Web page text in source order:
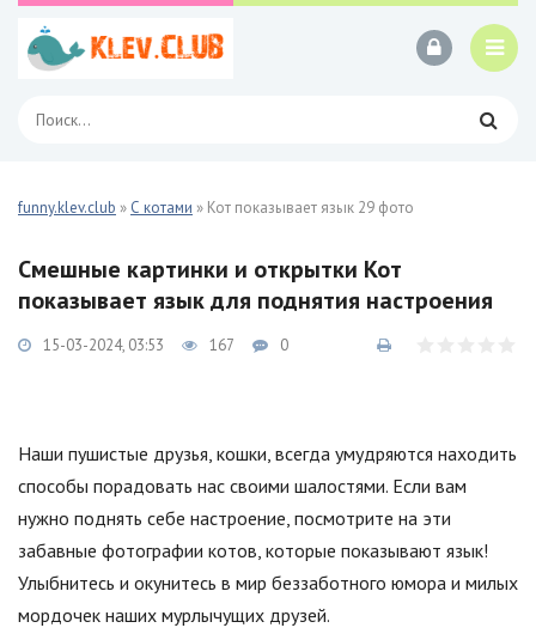
funny.klev.club » С котами » Кот показывает язык 29 фото
Смешные картинки и открытки Кот
показывает язык для поднятия настроения
15-03-2024, 03:53 167 0
Наши пушистые друзья, кошки, всегда умудряются находить
способы порадовать нас своими шалостями. Если вам
нужно поднять себе настроение, посмотрите на эти
забавные фотографии котов, которые показывают язык!
Улыбнитесь и окунитесь в мир беззаботного юмора и милых
мордочек наших мурлычущих друзей.